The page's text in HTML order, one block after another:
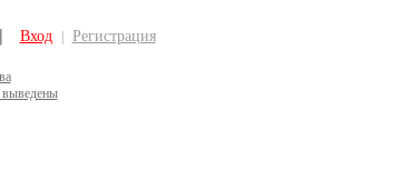
выведены
Вход Регистрация